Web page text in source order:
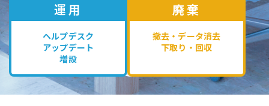
運用
ヘルプデスク
アップデート
増設
廃棄
撤去・データ消去
下取り・回収